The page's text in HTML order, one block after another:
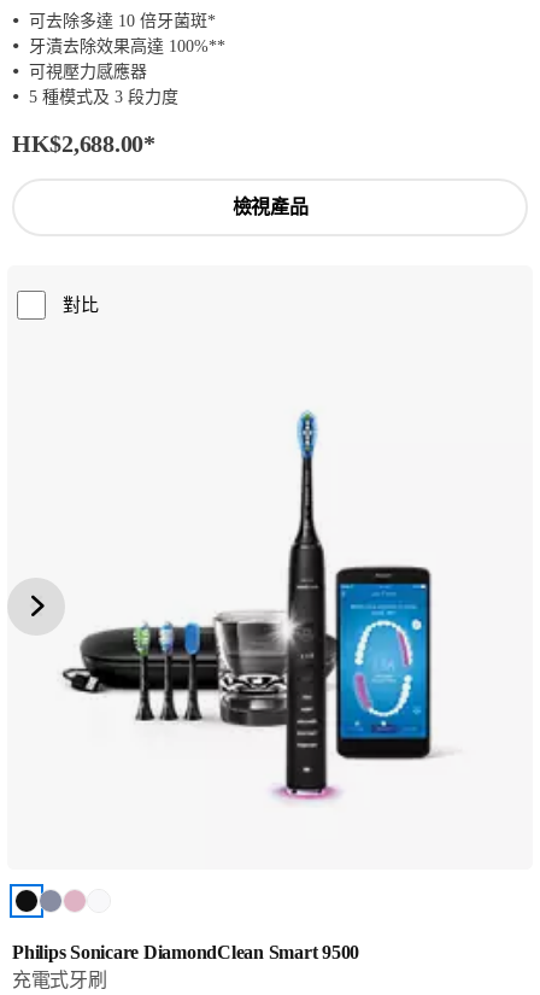
可去除多達 10 倍牙菌斑*
牙漬去除效果高達 100%**
可視壓力感應器
5 種模式及 3 段力度
HK$2,688.00*
檢視產品
對比
Philips Sonicare DiamondClean Smart 9500
充電式牙刷